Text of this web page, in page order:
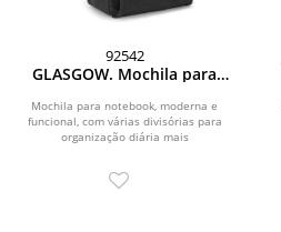
92542
GLASGOW. Mochila para
poliéster reciclado de alta
densidade 600D (20L)
Mochila para notebook, moderna e
funcional, com várias divisórias para
organização diária mais